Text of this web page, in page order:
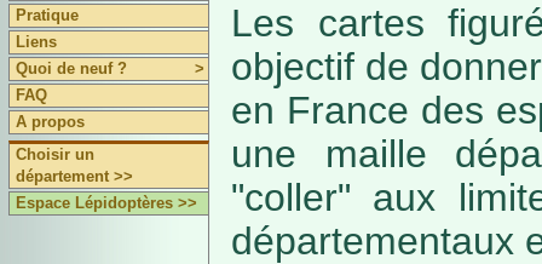
Pratique
Liens
Quoi de neuf ?
>
FAQ
A propos
Choisir un
département >>
Espace Lépidoptères >>
Les cartes
objectif de
en France des
une maille
"coller" aux
départementaux